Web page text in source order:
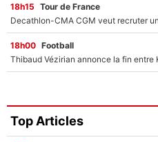
18h15 Tour de France
18h00 Football
Top Articles